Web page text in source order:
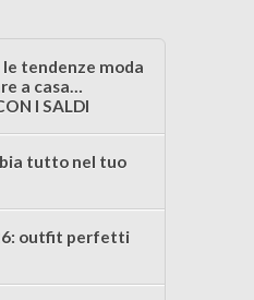
tendenze moda
a casa…
I SALDI
tutto nel tuo
outfit perfetti